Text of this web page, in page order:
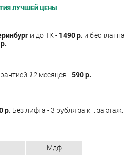
ЛУЧШЕЙ ЦЕНЫ
и до ТК - 1490 р. и бесплатна
12 месяцев -590 р.
р. Без лифта - 3 рубля за кг. за этаж.
Мдф